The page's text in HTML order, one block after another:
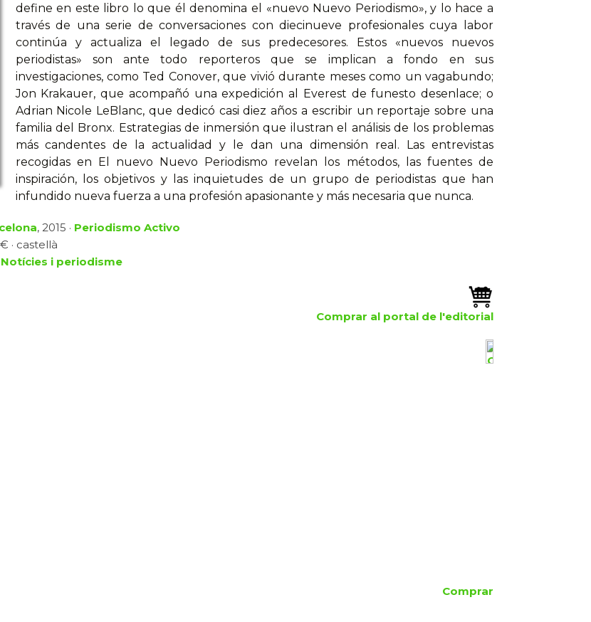
define en este libro lo que él denomina el «nuevo Nuevo Periodismo», y lo hace a
través de una serie de conversaciones con diecinueve profesionales cuya labor
continúa y actualiza el legado de sus predecesores. Estos «nuevos nuevos
periodistas» son ante todo reporteros que se implican a fondo en sus
investigaciones, como Ted Conover, que vivió durante meses como un vagabundo;
Jon Krakauer, que acompañó una expedición al Everest de funesto desenlace; o
Adrian Nicole LeBlanc, que dedicó casi diez años a escribir un reportaje sobre una
familia del Bronx. Estrategias de inmersión que ilustran el análisis de los problemas
más candentes de la actualidad y le dan una dimensión real. Las entrevistas
recogidas en El nuevo Nuevo Periodismo revelan los métodos, las fuentes de
inspiración, los objetivos y las inquietudes de un grupo de periodistas que han
infundido nueva fuerza a una profesión apasionante y más necesaria que nunca.
, 2015 · Periodismo Activo
· castellà
Notícies i periodisme
Comprar al portal de l'editorial
Comprar